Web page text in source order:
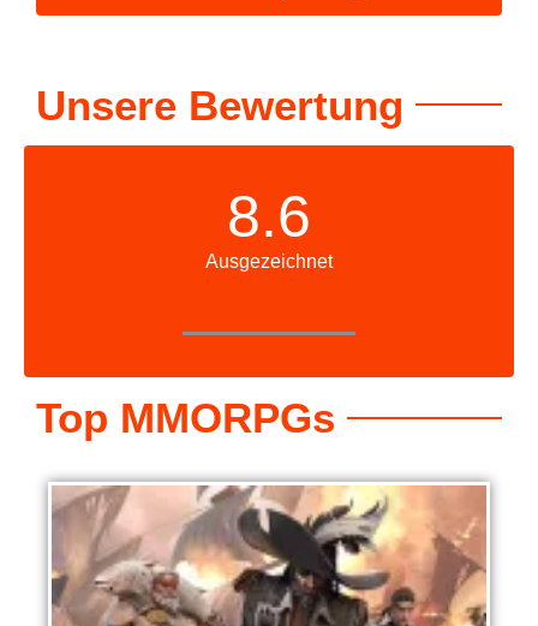
Unsere Bewertung
8.6
Ausgezeichnet
Top MMORPGs